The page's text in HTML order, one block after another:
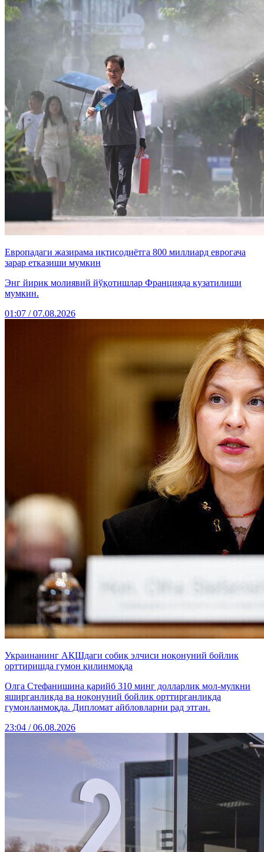
Европадаги жазирама иқтисодиётга 800 миллиард еврогача
зарар етказиши мумкин
Энг йирик молиявий йўқотишлар Францияда кузатилиши
мумкин.
01:07 / 07.08.2026
Украинанинг АҚШдаги собиқ элчиси ноқонуний бойлик
орттиришда гумон қилинмоқда
Олга Стефанишина қарийб 310 минг долларлик мол-мулкни
яширганликда ва ноқонуний бойлик орттирганликда
гумонланмоқда. Дипломат айбловларни рад этган.
23:04 / 06.08.2026